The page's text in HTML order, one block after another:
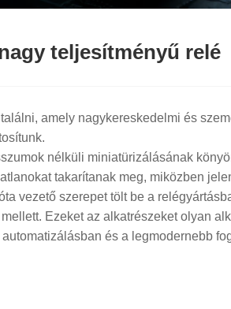
teljesítményű relé
amely nagykereskedelmi és
nélküli miniatürizálásának
takarítanak meg, miközben
vezető szerepet tölt be a
Ezeket az alkatrészeket olyan
és a legmodernebb